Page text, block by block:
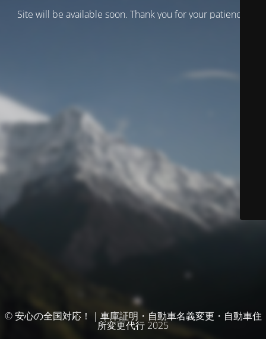
Site will be available soon. Thank you for your patience!
© 安心の全国対応！｜車庫証明・自動車名義変更・自動車住
所変更代行 2025